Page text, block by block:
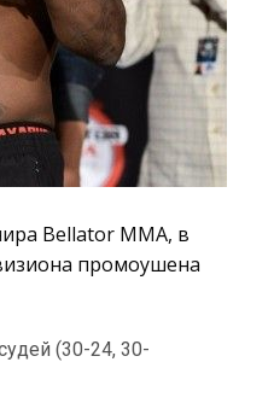
Bellator MMA, в
промоушена
(30-24, 30-